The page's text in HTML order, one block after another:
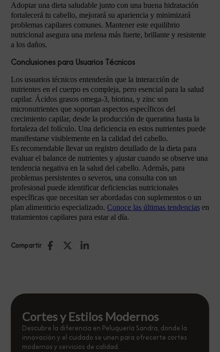
Adoptar una dieta saludable junto con una buena hidratación
fortalecerá tu cabello, mejorará su apariencia y minimizará
problemas capilares comunes. Mantener este equilibrio
nutricional asegura una melena más fuerte, brillante y resistente
a los daños.
Conclusiones para Usuarios Técnicos
Los usuarios técnicos entenderán que la interacción de
nutrientes en el cuerpo es compleja, pero esencial para la salud
capilar. Ácidos grasos omega-3, biotina, y zinc son
micronutrientes que soportan aspectos específicos del
crecimiento capilar, desde la producción de queratina hasta la
fortaleza del folículo. Una deficiencia en estos nutrientes puede
manifestarse visiblemente en la calidad del cabello.
Es recomendable llevar un registro detallado de la dieta para
evaluar el balance de nutrientes y ajustar cuando se observe una
tendencia negativa en la salud del cabello. Además, para
problemas persistentes o severos, una consulta con un
profesional puede identificar deficiencias nutricionales
específicas que necesitan ser abordadas con suplementos o un
plan alimenticio especializado. Conoce las últimas tendencias en
tratamientos capilares para estar al día.
Compartir
Cortes y Estilos Modernos
Descubre la diferencia en Peluquería Sandra, donde la
innovación y el cuidado se unen para ofrecerte cortes
modernos y servicios de calidad.